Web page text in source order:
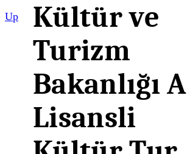
Up
Kültür ve
Turizm
Bakanlığı A
Lisansli